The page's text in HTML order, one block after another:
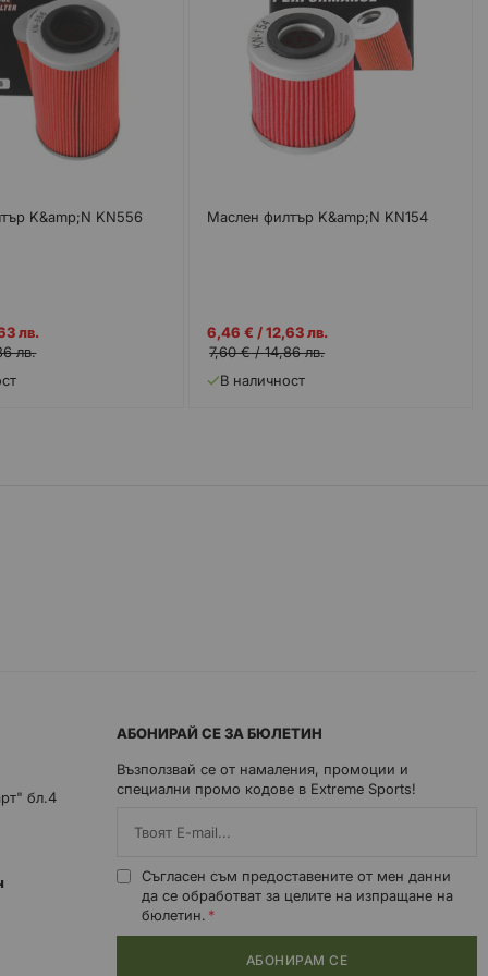
K&amp;N KN556
лв.
лв.
Маслен филтър K&amp;N KN154
Промо
цена
6,46 € /12,63 лв.
7,60 €/14,86 лв.
В наличност
бл.4
АБОНИРАЙ СЕ ЗА БЮЛЕТИН
Възползвай се от намаления, промоции и
специални промо кодове в Extreme Sports!
Съгласен съм предоставените от мен данни
да се обработват за целите на изпращане на
бюлетин.
АБОНИРАМ СЕ